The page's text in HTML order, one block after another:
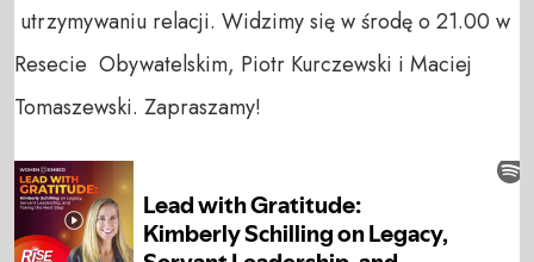
utrzymywaniu relacji. Widzimy się w środę o 21.00 w
Resecie Obywatelskim, Piotr Kurczewski i Maciej
Tomaszewski. Zapraszamy!